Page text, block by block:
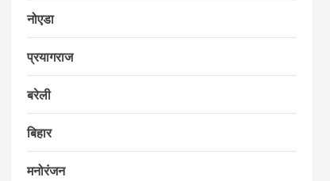
नोएडा
प्रयागराज
बरेली
बिहार
मनोरंजन